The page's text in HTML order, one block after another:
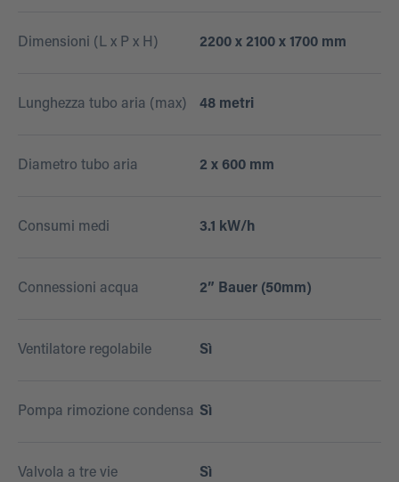
Dimensioni (L x P x H) 2200 x 2100 x 1700 mm
Lunghezza tubo aria (max) 48 metri
Diametro tubo aria 2 x 600 mm
Consumi medi 3.1 kW/h
Connessioni acqua 2” Bauer (50mm)
Ventilatore regolabile Sì
Pompa rimozione condensa Sì
Valvola a tre vie Sì